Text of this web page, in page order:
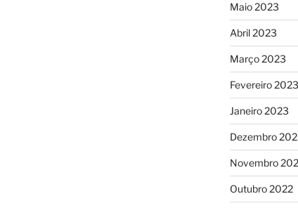
Maio 2023
Abril 2023
Março 2023
Fevereiro 2023
Janeiro 2023
Dezembro
Novembro
Outubro 2022